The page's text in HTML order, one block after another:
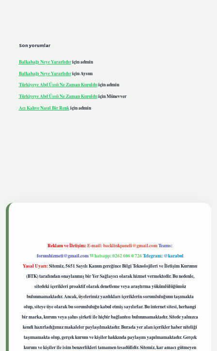
Son yorumlar
Balkabağı Neye Yararlıdıriçinadmin
Balkabağı Neye Yararlıdıriçin Aysun
Türkiyeye Abd Üssü Ne Zaman Kurulduiçinadmin
Türkiyeye Abd Üssü Ne Zaman KurulduiçinMünevver
Acı Kahve Nasıl Bir Renkiçinadmin
Reklam ve İletişim:E-mail:backlinkpaneli@gmail.comTeams:
forumhizmeti@gmail.comWhatsapp: 0262 606 0 726Telegram: @karabul
Yasal Uyarı:Sitemiz, 5651 Sayılı Kanun gereğince Bilgi Teknolojileri ve İletişim Kurumu
(BTK) tarafından onaylanmış bir Yer Sağlayıcı olarak hizmet vermektedir. Bu nedenle,
sitedeki içerikleri proaktif olarak denetleme veya araştırma yükümlülüğümüz
bulunmamaktadır. Ancak, üyelerimiz yazdıkları içeriklerin sorumluluğunu taşımakta
olup, siteye üye olarak bu sorumluluğu kabul etmiş sayılırlar. Bu internet sitesi, herhangi
bir marka, kurum veya şahıs şirketi ile hiçbir bağlantısı bulunmamaktadır. Sitede yalnızca
kendi hazırladığımız makaleler paylaşılmaktadır. Burada yer alan içerikler haber niteliği
taşımamakta olup, gerçek kurum ve kişiler hakkında paylaşım yapılmamaktadır. Gerçek
kurum ve kişiler ile isim benzerlikleri tamamen tesadüfidir. Sitemiz, kar amacı gütmeyen